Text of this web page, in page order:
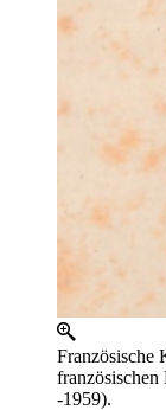
Französische
-1959).